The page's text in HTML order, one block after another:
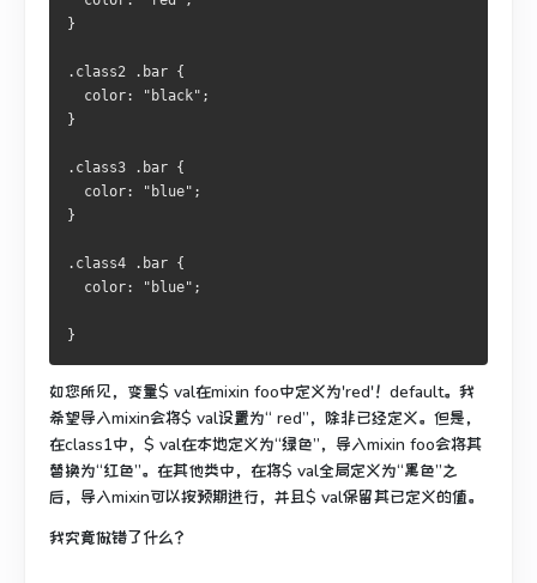
}
.class2 .bar {
  color: "black";
}
.class3 .bar {
  color: "blue";
}
.class4 .bar {
  color: "blue";
}
如您所见，变量$ val在mixin foo中定义为'red'！default。 我
希望导入mixin会将$ val设置为“ red”，除非已经定义。 但是，
在class1中，$ val在本地定义为“绿色”，导入mixin foo会将其
替换为“红色”。 在其他类中，在将$ val全局定义为“黑色”之
后，导入mixin可以按预期进行，并且$ val保留其已定义的值。
我究竟做错了什么？